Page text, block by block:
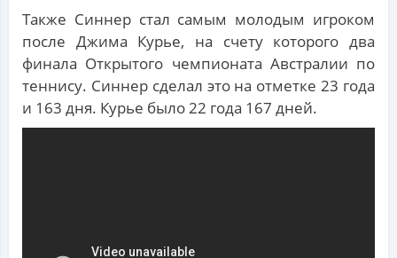
Также Синнер стал самым молодым игроком
после Джима Курье, на счету которого два
финала Открытого чемпионата Австралии по
теннису. Синнер сделал это на отметке 23 года
и 163 дня. Курье было 22 года 167 дней.